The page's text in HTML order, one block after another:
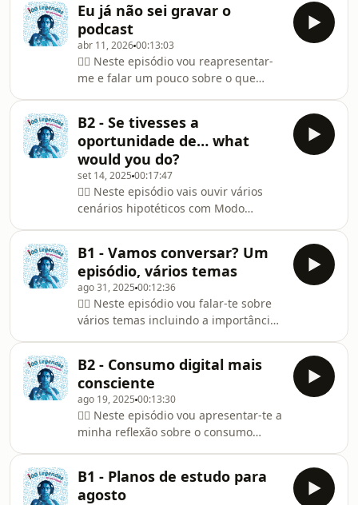
me for private and group lessons:
⁠⁠⁠⁠⁠⁠⁠⁠⁠portuguesewithcristina@gmail.com⁠⁠⁠⁠⁠⁠⁠⁠⁠⭐
⁠⁠⁠⁠Access the transcripts and exclusive
videos on ⁠⁠⁠⁠⁠⁠⁠⁠⁠Buy Me a Coffee⁠⁠⁠⁠⁠⁠⁠⁠⁠🍿 YouTube:
⁠⁠⁠⁠⁠⁠⁠⁠⁠https://youtube.com/@portuguesewithcristina⁠⁠⁠⁠⁠⁠⁠⁠⁠📸
Instagram: ⁠⁠⁠⁠⁠⁠⁠⁠⁠https
Eu já não sei gravar o
podcast
abr 11, 202600:13:03
👉🏻 Neste episódio vou reapresentar-
me e falar um pouco sobre o que
Portuguese with me?📩 Email me for
private and group lessons:
⁠⁠⁠⁠⁠⁠⁠⁠portuguesewithcristina@gmail.com⁠⁠⁠⁠⁠⁠⁠⁠⭐
⁠⁠⁠⁠Access the transcripts and exclusive
videos on ⁠⁠⁠⁠⁠⁠⁠⁠Buy Me a Coffee⁠⁠⁠⁠⁠⁠⁠⁠🍿 YouTube:
⁠⁠⁠⁠⁠⁠⁠⁠https://youtube.com/@portuguesewithcristina⁠⁠⁠⁠⁠⁠⁠⁠📸
Instagram:
B2 - Se tivesses a
oportunidade de… what
would you do?
set 14, 2025 00:17:47
👉🏻 Neste episódio vais ouvir vários
cenários hipotéticos com Modo
para alunos que gostam de estudar
gramática em contexto e de forma
dinâmica. Nível indicado: alunos de
nível B2 (mas também acessível para
quem está no final do B1 e quer
começar a entender melhor estas
estruturas).Would you like to study
Portuguese with me
B1 - Vamos conversar? Um
episódio, vários temas
ago 31, 2025 00:12:36
👉🏼 Neste episódio vou falar-te sobre
vários temas incluindo a importância
pessoais.👉🏼 Este episódio é ideal para
as pessoas que querem aprender
português de forma simples com
temas atuais.Would you like to study
Portuguese with me?📩 Email me for
private and group lessons:
⁠⁠⁠⁠⁠⁠⁠⁠portuguesewithcristina@gmail.com⁠⁠⁠⁠⁠⁠⁠⁠⭐
⁠⁠⁠⁠Access
B2 - Consumo digital mais
consciente
ago 19, 2025 00:13:30
👉🏼 Neste episódio vou apresentar-te a
minha reflexão sobre o consumo
podcasts e partilho as minhas
dificuldades e soluções.👉🏼 Este
B1 - Planos de estudo para
agosto